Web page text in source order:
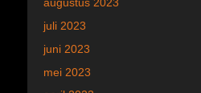
augustus 2023
juli 2023
juni 2023
mei 2023